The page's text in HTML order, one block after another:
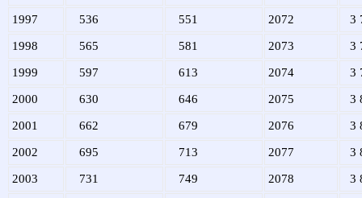
1997 536 551 2072 3
1998 565 581 2073 3
1999 597 613 2074 3
2000 630 646 2075 3
2001 662 679 2076 3
2002 695 713 2077 3
2003 731 749 2078 3